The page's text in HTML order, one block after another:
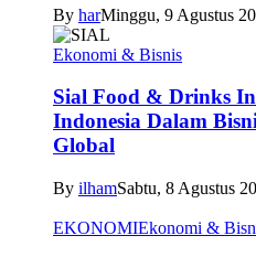
By harMinggu, 9 Agustus
Ekonomi & Bisnis
Sial Food & Drinks
Indonesia Dalam
Global
By ilhamSabtu, 8 Agustus
EKONOMIEkonomi &